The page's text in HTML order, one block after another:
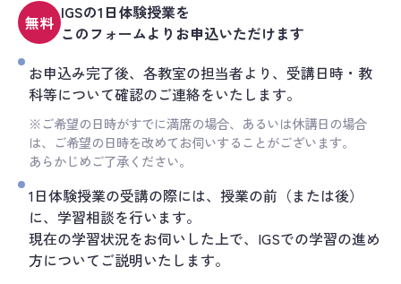
無料 IGSの1日体験授業を
このフォームよりお申込いただけます
お申込み完了後、各教室の担当者より、受講日時・教
科等について確認のご連絡をいたします。
※ご希望の日時がすでに満席の場合、あるいは休講日の場合
は、ご希望の日時を改めてお伺いすることがございます。
あらかじめご了承ください。
1日体験授業の受講の際には、授業の前（または後）
に、学習相談を行います。
現在の学習状況をお伺いした上で、IGSでの学習の進め
方についてご説明いたします。